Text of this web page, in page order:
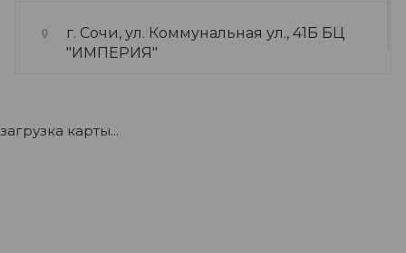
г. Сочи, ул. Коммунальная ул., 41Б БЦ
"ИМПЕРИЯ"
загрузка карты...